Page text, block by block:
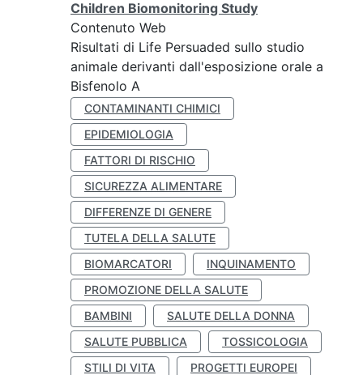
Children Biomonitoring Study
Contenuto Web
Risultati di Life Persuaded sullo studio
animale derivanti dall'esposizione orale a
Bisfenolo A
CONTAMINANTI CHIMICI
EPIDEMIOLOGIA
FATTORI DI RISCHIO
SICUREZZA ALIMENTARE
DIFFERENZE DI GENERE
TUTELA DELLA SALUTE
BIOMARCATORI
INQUINAMENTO
PROMOZIONE DELLA SALUTE
BAMBINI
SALUTE DELLA DONNA
SALUTE PUBBLICA
TOSSICOLOGIA
STILI DI VITA
PROGETTI EUROPEI